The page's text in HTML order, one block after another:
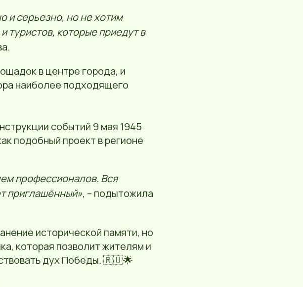
и серьезно, но не хотим
туристов, которые приедут в
в центре города, и
наиболее подходящего
событий 9 мая 1945
подобный проект в регионе
профессионалов. Вся
приглашённый», – подытожила
исторической памяти, но
которая позволит жителям и
дух Победы. 🇷🇺🌟